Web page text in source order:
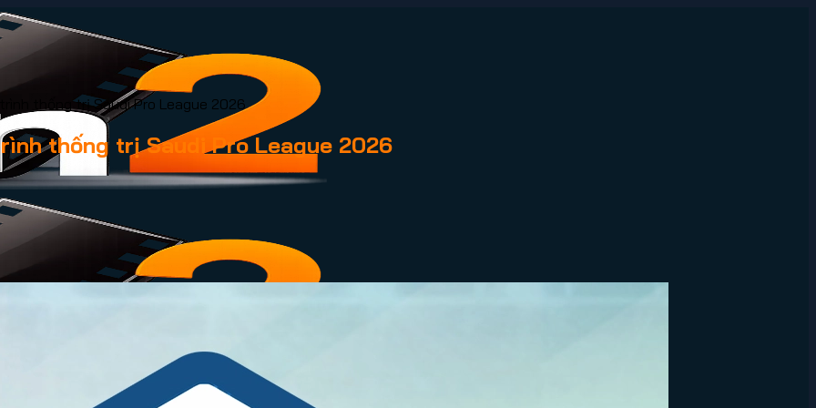
thống trị Saudi Pro League 2026
thống trị Saudi Pro League 2026